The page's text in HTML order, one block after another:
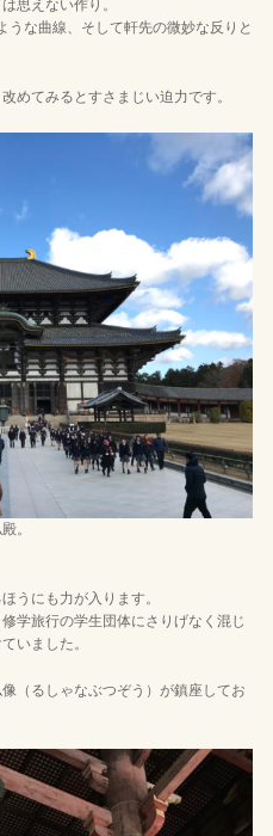
思えない作り。
うな曲線、そして軒先の微妙な反りと
めてみるとすさまじい迫力です。
。
うにも力が入ります。
学旅行の学生団体にさりげなく混じ
いました。
（るしゃなぶつぞう）が鎮座してお